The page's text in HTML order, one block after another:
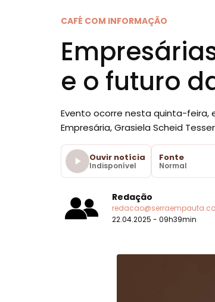
CAFÉ COM INFORMAÇÃO
e o futuro
Evento ocorre nesta quinta-
Empresária, Grasiela Scheid Tesser
Ouvir notícia
Indisponível
Fonte
Normal
Redação
22.04.2025 - 09h39min